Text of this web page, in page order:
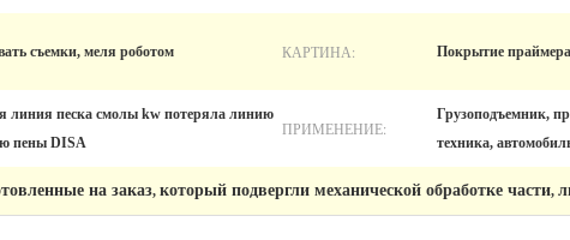
съемки, меля роботом КАРТИНА: Покрытие
линия песка смолы kw потеряла линию
пены DISA
ПРИМЕНЕНИЕ:
Грузоподъемник,
техника,
на заказ, который подвергли механической обработке части,